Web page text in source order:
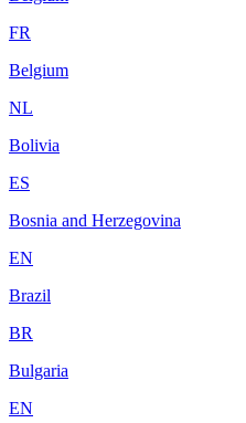
FR
Belgium
NL
Bolivia
ES
Bosnia and Herzegovina
EN
Brazil
BR
Bulgaria
EN